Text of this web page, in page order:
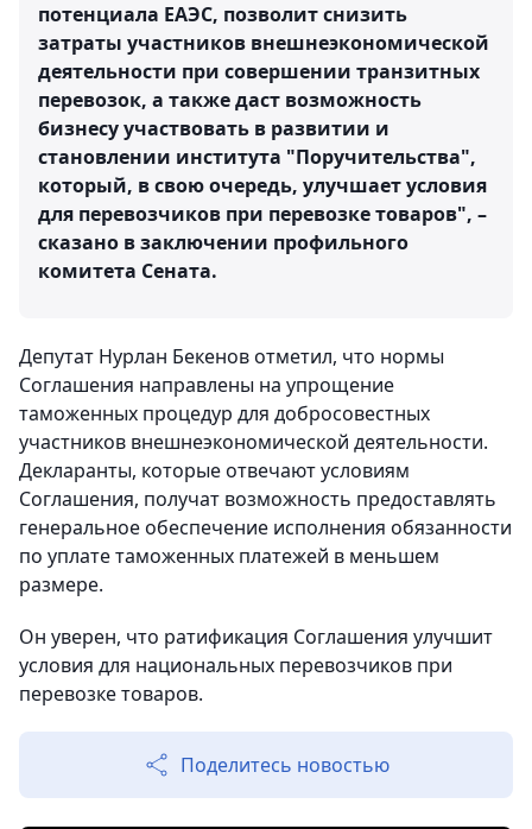
потенциала ЕАЭС, позволит снизить
затраты участников внешнеэкономической
деятельности при совершении транзитных
перевозок, а также даст возможность
бизнесу участвовать в развитии и
становлении института "Поручительства",
который, в свою очередь, улучшает условия
для перевозчиков при перевозке товаров", –
сказано в заключении профильного
комитета Сената.
Депутат Нурлан Бекенов отметил, что нормы
Соглашения направлены на упрощение
таможенных процедур для добросовестных
участников внешнеэкономической деятельности.
Декларанты, которые отвечают условиям
Соглашения, получат возможность предоставлять
генеральное обеспечение исполнения обязанности
по уплате таможенных платежей в меньшем
размере.
Он уверен, что ратификация Соглашения улучшит
условия для национальных перевозчиков при
перевозке товаров.
Поделитесь новостью